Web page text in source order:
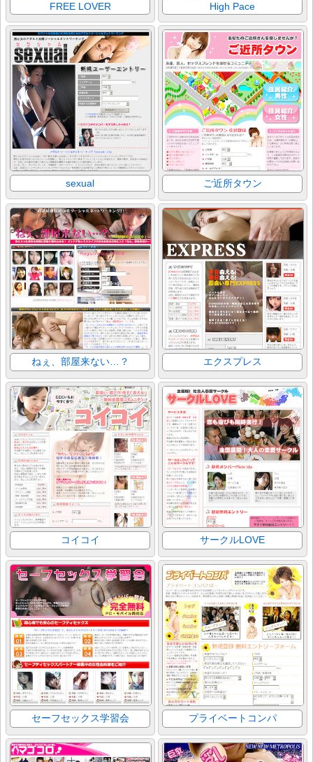
FREE LOVER High Pace
sexual ご近所タウン
ねぇ、部屋来ない…？ エクスプレス
コイコイ サークルLOVE
セーフセックス学習会 プライベートコンパ